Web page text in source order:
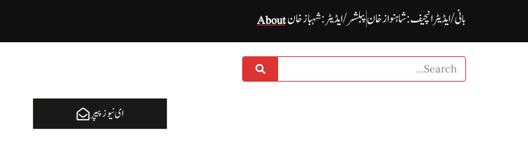
بانی / ایڈیٹرانچیف : شاہنواز خانپبلشر/ ایڈیٹر : شہباز خانAbout
ای نيوز پیپر